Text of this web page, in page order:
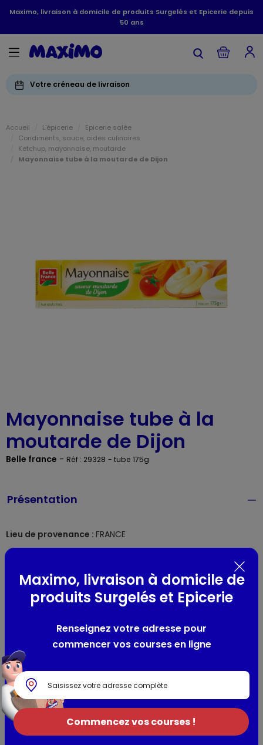
Maximo, livraison à domicile de produits Surgelés et Epicerie depuis
50 ans
Votre créneau de livraison
Accueil L'épicerie
Epicerie salée
Condiments, sauce, aides culinaires
Ketchup, mayonnaise, moutarde
Mayonnaise tube à la moutarde de Dijon
Mayonnaise tube à la
moutarde de Dijon
Belle france - Réf : 29328 - tube 175g
Présentation
Lieu de provenance : FRANCE
Utilisation et conservation
Composition / Ingrédients / Allergènes
huile de colza (69%), eau,moutarde de Dijon (5,4%) [eau,
graines demoutarde, vinaigre d'alcool, sel], jaune
de maïs, jus concentré de citron, colorants : lutéine et
extrait de paprika, épaississant :gomme xanthane. Traces
éventuelles de lait.
Allergènes :moutarde, oeuf
Valeurs nutritionnelles
Maximo, livraison à domicile de
produits Surgelés et Epicerie
Renseignez votre adresse pour
commencer vos courses en ligne
Commencez vos courses !